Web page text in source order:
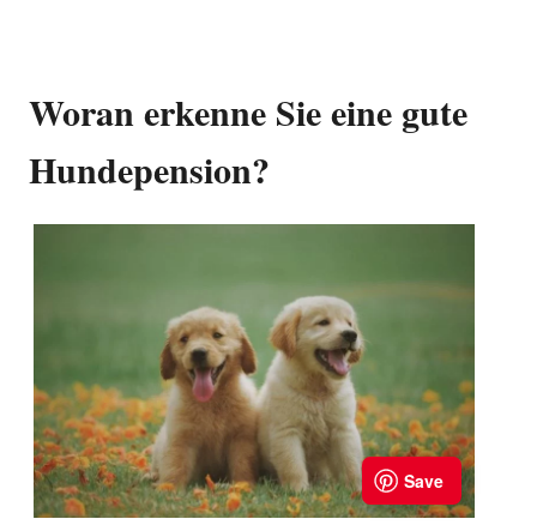
Woran erkenne Sie eine gute
Hundepension?